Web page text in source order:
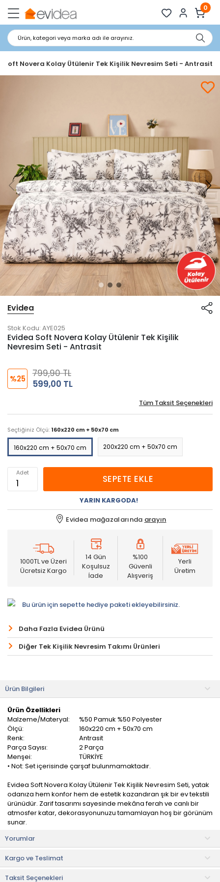
0
Ürün, kategori veya marka adı ile arayınız.
Soft Novera Kolay Ütülenir Tek Kişilik Nevresim Seti - Antrasit
Evidea
Stok Kodu: AYE025
Evidea Soft Novera Kolay Ütülenir Tek Kişilik
Nevresim Seti - Antrasit
%25
799,90 TL
599,00 TL
Tüm Taksit Seçenekleri
Seçtiğiniz Ölçü: 160x220 cm + 50x70 cm
160x220 cm + 50x70 cm 200x220 cm + 50x70 cm
Adet
SEPETE EKLE
YARIN KARGODA!
Evidea mağazalarında arayın
1000TL ve Üzeri
Ücretsiz Kargo
14 Gün
Koşulsuz
İade
%100
Güvenli
Alışveriş
Yerli
Üretim
Bu ürün için sepette hediye paketi ekleyebilirsiniz.
Daha Fazla Evidea Ürünü
Diğer Tek Kişilik Nevresim Takımı Ürünleri
Ürün Bilgileri
Ürün Özellikleri
Malzeme/Materyal:
%50 Pamuk %50 Polyester
Ölçü:
160x220 cm + 50x70 cm
Renk:
Antrasit
Parça Sayısı:
2 Parça
Menşei:
TÜRKİYE
• Not: Set içerisinde çarşaf bulunmamaktadır.
Evidea Soft Novera Kolay Ütülenir Tek Kişilik Nevresim Seti, yatak
odanıza hem konfor hem de estetik kazandıran şık bir ev tekstili
ürünüdür. Zarif tasarımı sayesinde mekâna ferah ve canlı bir
atmosfer katar, dekorasyonunuzu tamamlayan hoş bir görünüm
sunar.
Yumuşak dokulu kumaşı sayesinde ciltle nazik temas eder ve
rahat bir uyku deneyimi sağlar. Tek kişilik ölçüsü sayesinde
yatağınızı tam olarak sarar ve düzenli bir görünüm oluşturur.
Takım içerisinde nevresim ve yastık kılıfları yer alarak ihtiyacınız
olan tüm parçaları bir arada sunar.
Yorumlar
Kargo ve Teslimat
Taksit Seçenekleri